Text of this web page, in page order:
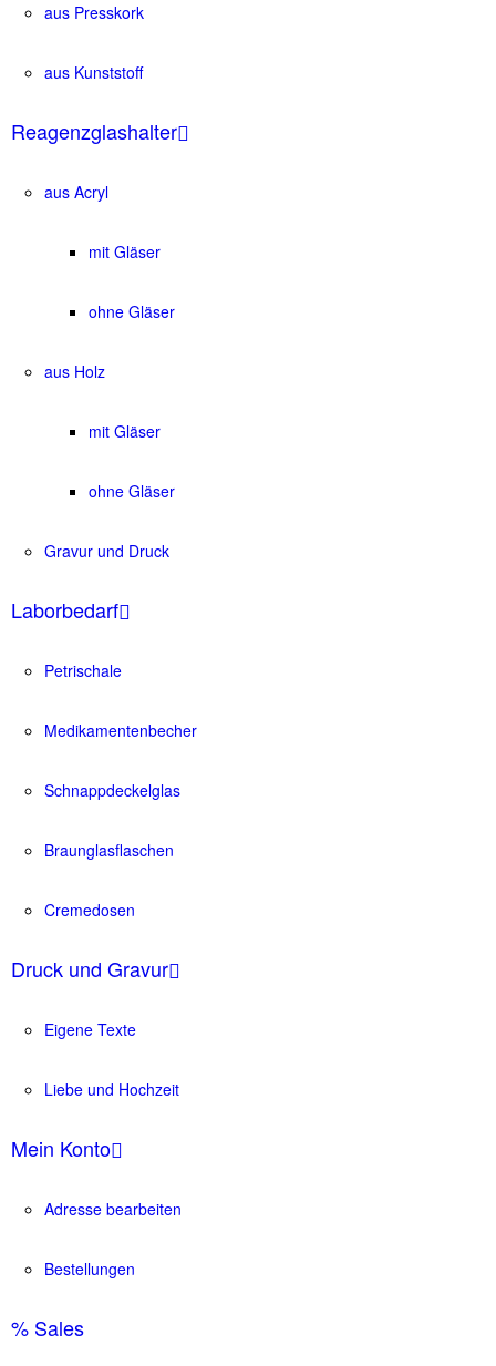
aus Presskork
aus Kunststoff
Reagenzglashalter
aus Acryl
mit Gläser
ohne Gläser
aus Holz
mit Gläser
ohne Gläser
Gravur und Druck
Laborbedarf
Petrischale
Medikamentenbecher
Schnappdeckelglas
Braunglasflaschen
Cremedosen
Druck und Gravur
Eigene Texte
Liebe und Hochzeit
Mein Konto
Adresse bearbeiten
Bestellungen
% Sales